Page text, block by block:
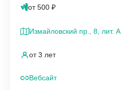
от 500 ₽
Измайловский пр., 8, лит. А
от 3 лет
Вебсайт